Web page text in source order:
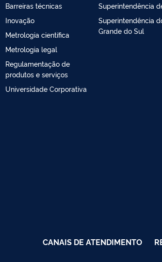
Barreiras técnicas
Inovação
Metrologia científica
Metrologia legal
Regulamentação de
produtos e serviços
Universidade Corporativa
Superintendência
Superintendência
Grande do Sul
CANAIS DE ATENDIMENTO